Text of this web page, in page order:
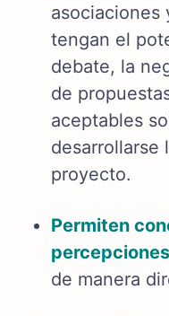
asociaciones
tengan el
debate, la
de
aceptables
desarrollarse
proyecto.
Permiten
percepciones
de manera